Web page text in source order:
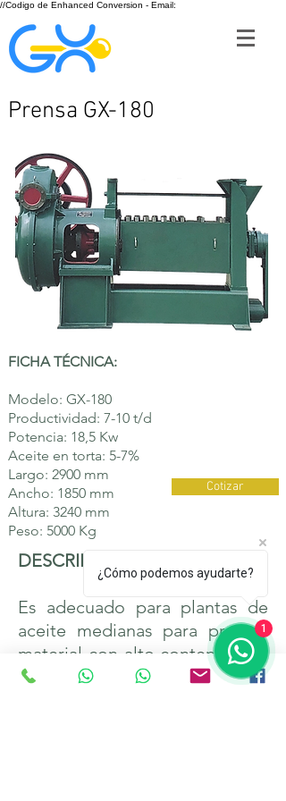
//Codigo de Enhanced Conversion - Email:
Prensa GX-180
FICHA TÉCNICA:
Modelo: GX-180
Productividad: 7-10 t/d
Potencia: 18,5 Kw
Aceite en torta: 5-7%
Largo: 2900 mm
Ancho: 1850 mm
Altura: 3240 mm
Peso: 5000 Kg
Cotizar
DESCRIPCIÓN:
Es adecuado para plantas de
aceite medianas para prensar
material con alto contenido de
aceite final, y también es
¿Cómo podemos ayudarte?
1